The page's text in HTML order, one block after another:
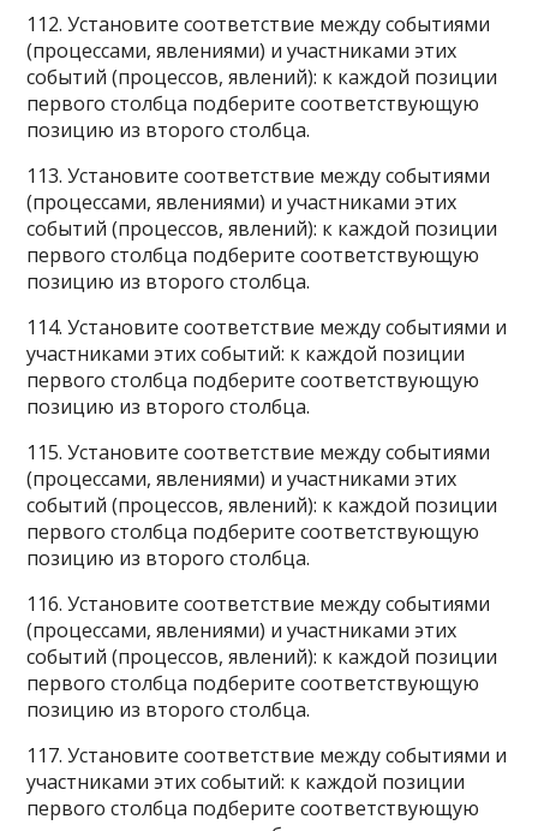
112. Установите соответствие между событиями
(процессами, явлениями) и участниками этих
событий (процессов, явлений): к каждой позиции
первого столбца подберите соответствующую
позицию из второго столбца.
113. Установите соответствие между событиями
(процессами, явлениями) и участниками этих
событий (процессов, явлений): к каждой позиции
первого столбца подберите соответствующую
позицию из второго столбца.
114. Установите соответствие между событиями и
участниками этих событий: к каждой позиции
первого столбца подберите соответствующую
позицию из второго столбца.
115. Установите соответствие между событиями
(процессами, явлениями) и участниками этих
событий (процессов, явлений): к каждой позиции
первого столбца подберите соответствующую
позицию из второго столбца.
116. Установите соответствие между событиями
(процессами, явлениями) и участниками этих
событий (процессов, явлений): к каждой позиции
первого столбца подберите соответствующую
позицию из второго столбца.
117. Установите соответствие между событиями и
участниками этих событий: к каждой позиции
первого столбца подберите соответствующую